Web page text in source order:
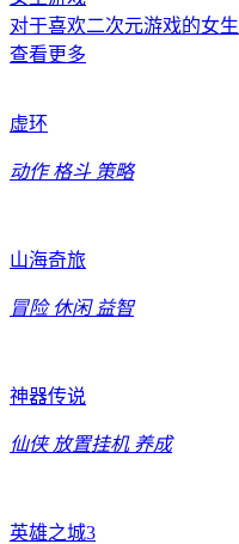
对于喜欢二次元游戏的女
查看更多
虚环
动作 格斗 策略
山海奇旅
冒险 休闲 益智
神器传说
仙侠 放置挂机 养成
英雄之城3